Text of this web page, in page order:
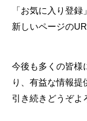
「お気に入り登
新しいページの
今後も多くの皆様
り、有益な情報提
引き続きどうぞよ